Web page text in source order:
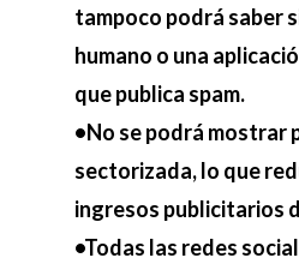
tampoco podrá saber
humano o una
que publica spam.
•No se podrá mostrar
sectorizada, lo que
ingresos publicitarios
•Todas las redes